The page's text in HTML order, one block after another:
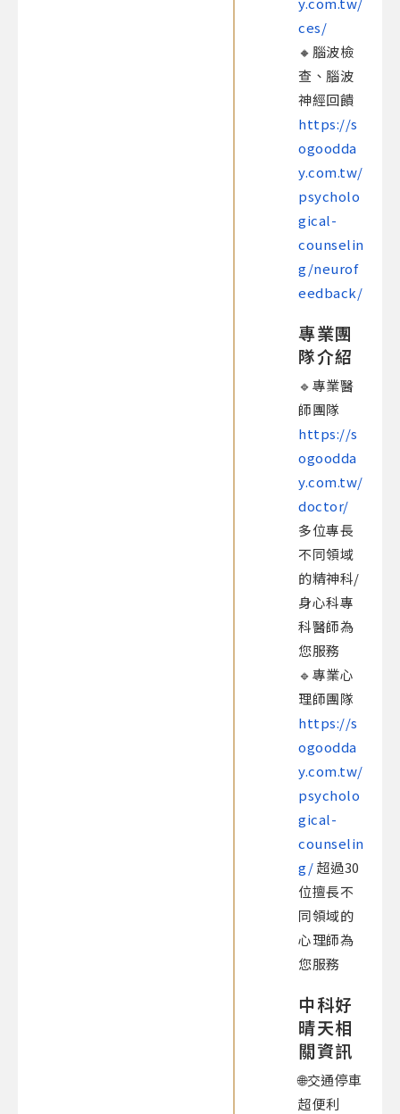
ces/
🔸腦波檢
查、腦波
神經回饋
https://s
ogoodda
y.com.tw/
psycholo
gical-
counselin
g/neurof
eedback/
專業團
隊介紹
🔹專業醫
師團隊
https://s
ogoodda
y.com.tw/
doctor/
多位專長
不同領域
的精神科/
身心科專
科醫師為
您服務​
🔹專業心
理師團隊
https://s
ogoodda
y.com.tw/
psycholo
gical-
counselin
g/超過30
位擅長不
同領域的
心理師為
您服務​
中科好
晴天相
關資訊
🌐交通停車
超便利